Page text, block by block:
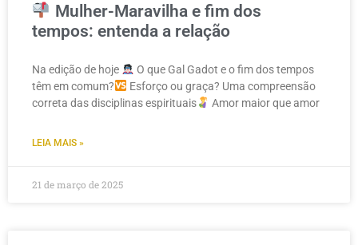
Mulher-Maravilha e fim dos
tempos: entenda a relação
Na edição de hoje
O que Gal Gadot e o fim dos tempos
têm em comum?
Esforço ou graça? Uma compreensão
correta das disciplinas espirituais
Amor maior que amor
LEIA MAIS »
21 de março de 2025